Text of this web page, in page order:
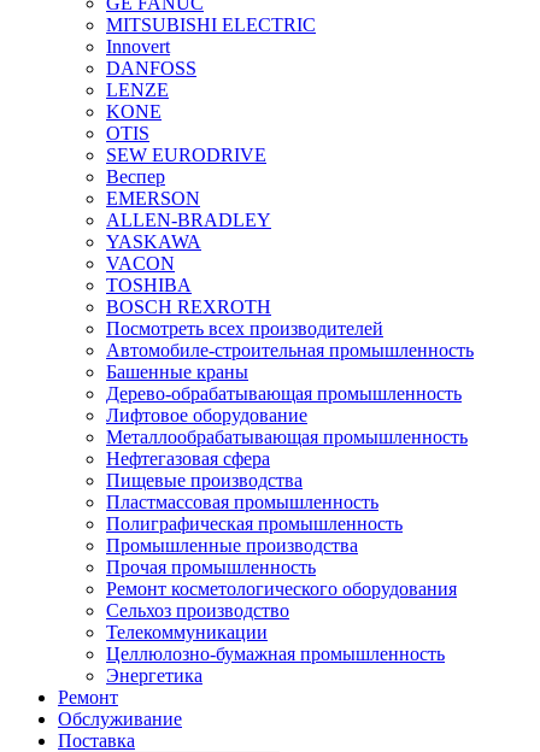
MITSUBISHI ELECTRIC
Innovert
DANFOSS
LENZE
KONE
OTIS
SEW EURODRIVE
Веспер
EMERSON
ALLEN-BRADLEY
YASKAWA
VACON
TOSHIBA
BOSCH REXROTH
Посмотреть всех производителей
Автомобиле-строительная промышленность
Башенные краны
Дерево-обрабатывающая промышленность
Лифтовое оборудование
Металлообрабатывающая промышленность
Нефтегазовая сфера
Пищевые производства
Пластмассовая промышленность
Полиграфическая промышленность
Промышленные производства
Прочая промышленность
Ремонт косметологического оборудования
Сельхоз производство
Телекоммуникации
Целлюлозно-бумажная промышленность
Энергетика
Ремонт
Обслуживание
Поставка